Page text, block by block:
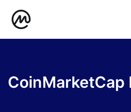
CoinMarketCap